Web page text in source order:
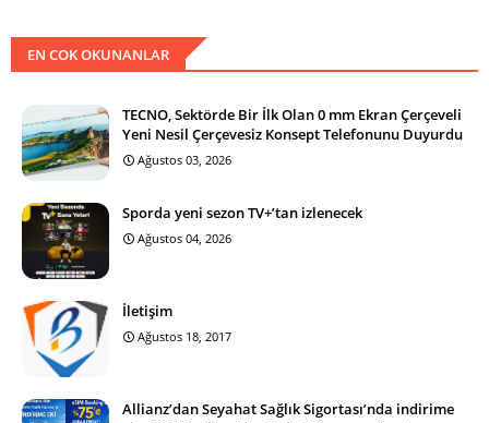
EN COK OKUNANLAR
TECNO, Sektörde Bir İlk Olan 0 mm Ekran Çerçeveli
Yeni Nesil Çerçevesiz Konsept Telefonunu Duyurdu
Ağustos 03, 2026
Sporda yeni sezon TV+’tan izlenecek
Ağustos 04, 2026
İletişim
Ağustos 18, 2017
Allianz’dan Seyahat Sağlık Sigortası’nda indirime